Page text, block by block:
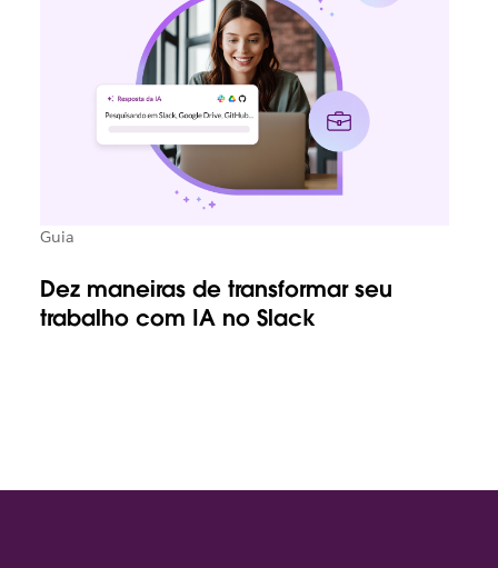
Guia
Dez maneiras de transformar seu
trabalho com IA no Slack